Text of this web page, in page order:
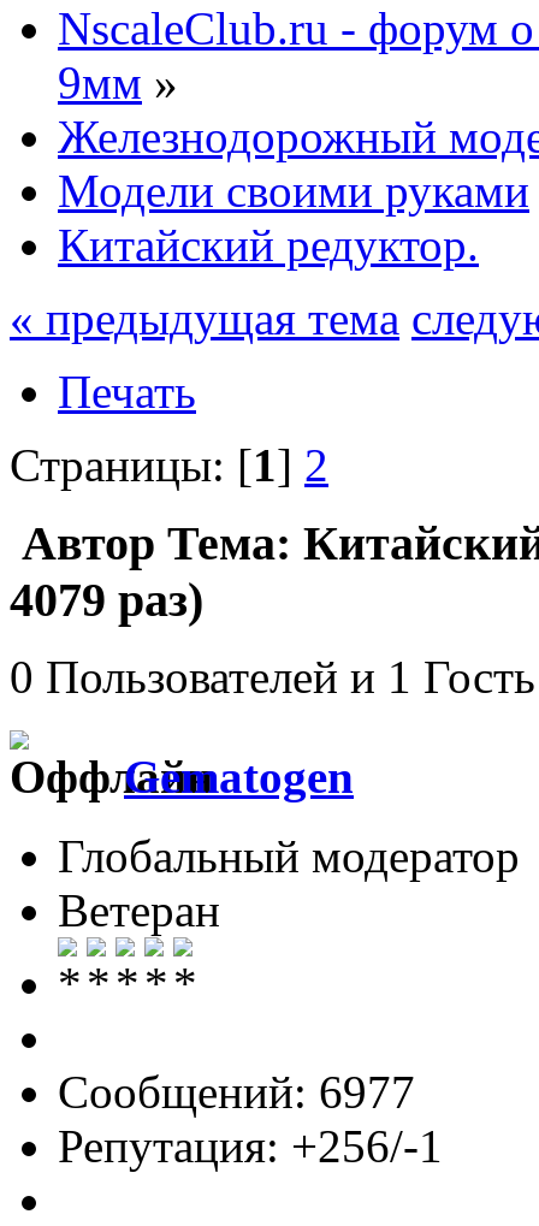
NscaleClub.ru - форум
9мм »
Железнодорожный
Модели своими руками
Китайский редуктор.
« предыдущая тема
Печать
Страницы: [1] 2
Автор Тема:
4079 раз)
0 Пользователей и 1
Gematogen
Глобальный модератор
Ветеран
Сообщений: 6977
Репутация: +256/-1